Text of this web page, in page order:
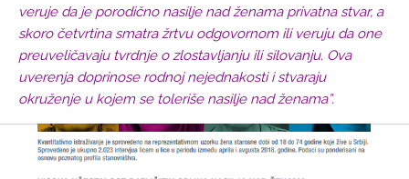
veruje da je porodično nasilje nad ženama privatna stvar, a
skoro četvrtina smatra žrtvu odgovornom ili veruju da one
preuveličavaju tvrdnje o zlostavljanju ili silovanju. Ova
uverenja doprinose rodnoj nejednakosti i stvaraju
okruženje u kojem se toleriše nasilje nad ženama”.